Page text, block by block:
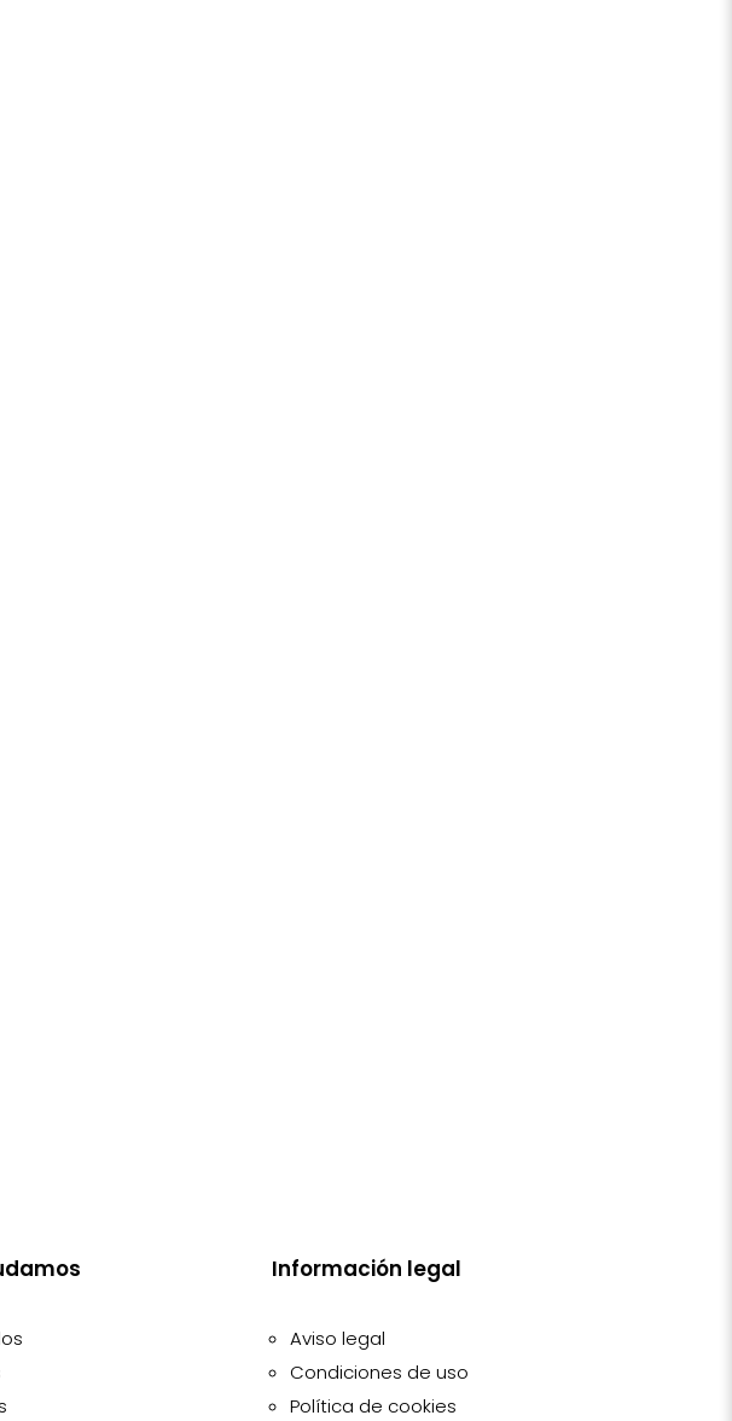
Información legal
Aviso legal
Condiciones de uso
Política de cookies